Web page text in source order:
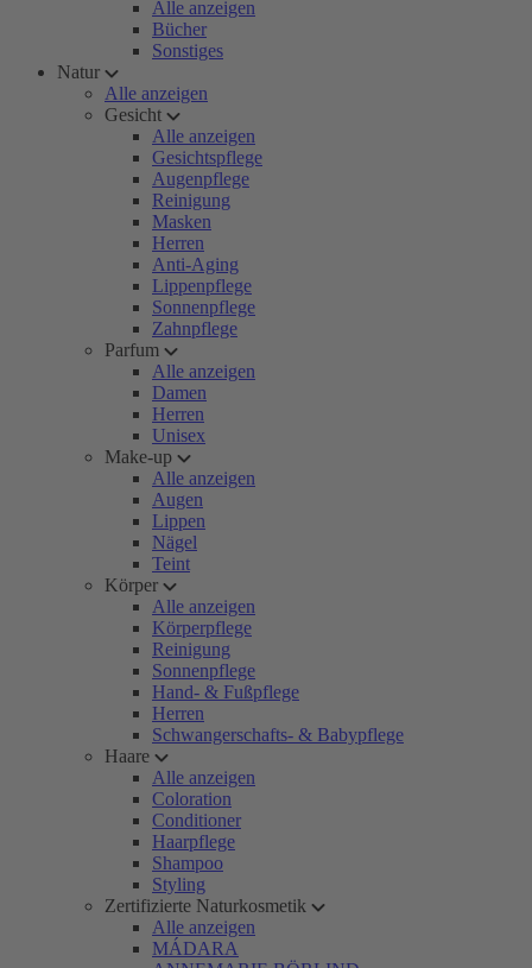
Alle anzeigen
Bücher
Sonstiges
Natur
Alle anzeigen
Gesicht
Alle anzeigen
Gesichtspflege
Augenpflege
Reinigung
Masken
Herren
Anti-Aging
Lippenpflege
Sonnenpflege
Zahnpflege
Parfum
Alle anzeigen
Damen
Herren
Unisex
Make-up
Alle anzeigen
Augen
Lippen
Nägel
Teint
Körper
Alle anzeigen
Körperpflege
Reinigung
Sonnenpflege
Hand- & Fußpflege
Herren
Schwangerschafts- & Babypflege
Haare
Alle anzeigen
Coloration
Conditioner
Haarpflege
Shampoo
Styling
Zertifizierte Naturkosmetik
Alle anzeigen
MÁDARA